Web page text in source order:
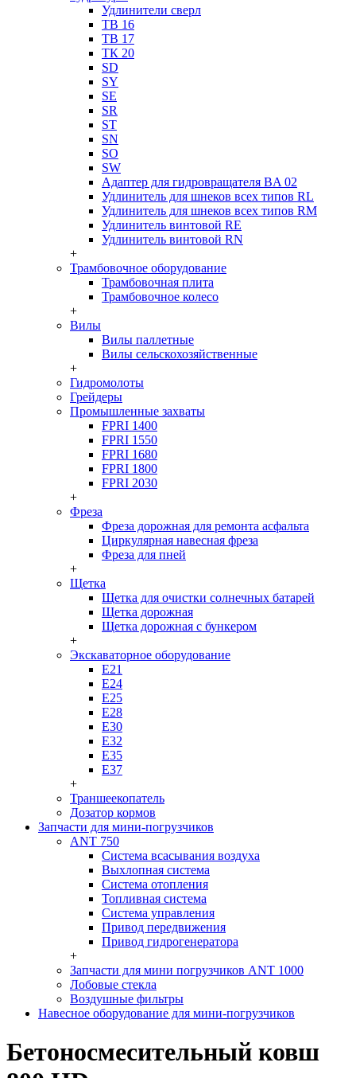
Удлинители сверл
ТВ 16
ТВ 17
ТК 20
SD
SY
SE
SR
ST
SN
SO
SW
Адаптер для гидровращателя BA 02
Удлинитель для шнеков всех типов RL
Удлинитель для шнеков всех типов RM
Удлинитель винтовой RE
Удлинитель винтовой RN
+
Трамбовочное оборудование
Трамбовочная плита
Трамбовочное колесо
+
Вилы
Вилы паллетные
Вилы сельскохозяйственные
+
Гидромолоты
Грейдеры
Промышленные захваты
FPRI 1400
FPRI 1550
FPRI 1680
FPRI 1800
FPRI 2030
+
Фреза
Фреза дорожная для ремонта асфальта
Циркулярная навесная фреза
Фреза для пней
+
Щетка
Щетка для очистки солнечных батарей
Щетка дорожная
Щетка дорожная с бункером
+
Экскаваторное оборудование
Е21
Е24
Е25
Е28
Е30
Е32
Е35
Е37
+
Траншеекопатель
Дозатор кормов
Запчасти для мини-погрузчиков
ANT 750
Система всасывания воздуха
Выхлопная система
Система отопления
Топливная система
Система управления
Привод передвижения
Привод гидрогенератора
+
Запчасти для мини погрузчиков ANT 1000
Лобовые стекла
Воздушные фильтры
Навесное оборудование для мини-погрузчиков
Бетоносмесительный ковш